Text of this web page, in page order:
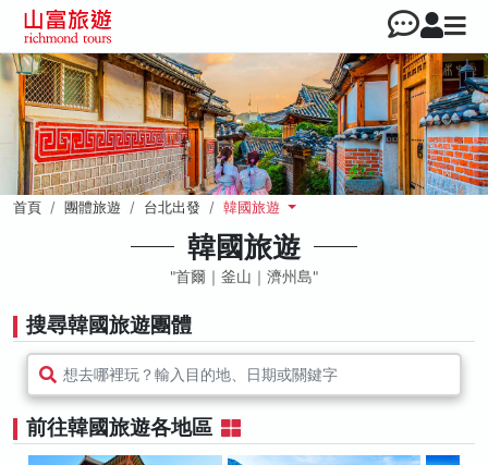
首頁 團體旅遊 台北出發 韓國旅遊
韓國旅遊
首爾｜釜山｜濟州島
搜尋韓國旅遊團體
想去哪裡玩？輸入目的地、日期或關鍵字
前往韓國旅遊各地區